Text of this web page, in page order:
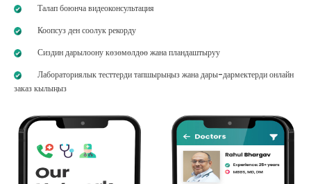
Талап боюнча видеоконсультация
Коопсуз ден соолук рекорду
Сиздин дарылоону көзөмөлдөө жана пландаштыруу
Лабораториялык тесттерди тапшырыңыз жана дары-дармектерди онлайн
заказ кылыңыз